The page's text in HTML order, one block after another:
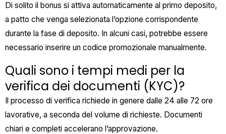
Di solito il bonus si attiva automaticamente al primo deposito,
a patto che venga selezionata l’opzione corrispondente
durante la fase di deposito. In alcuni casi, potrebbe essere
necessario inserire un codice promozionale manualmente.
Quali sono i tempi medi per la
verifica dei documenti (KYC)?
Il processo di verifica richiede in genere dalle 24 alle 72 ore
lavorative, a seconda del volume di richieste. Documenti
chiari e completi accelerano l’approvazione.